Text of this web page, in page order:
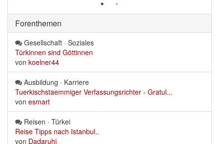
Forenthemen
Gesellschaft · Soziales
Türkinnen sind Göttinnen
von koelner44
Ausbildung · Karriere
Tuerkischstaemmiger Verfassungsrichter - Gratul...
von esmart
Reisen · Türkei
Reise Tipps nach Istanbul..
von Dadaruhi